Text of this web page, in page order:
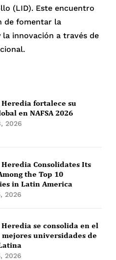
(LID). Este encuentro
de fomentar la
la innovación a través de
Heredia fortalece su
en NAFSA 2026
2026
Heredia Consolidates Its
the Top 10
in Latin America
2026
Heredia se consolida en el
mejores universidades de
2026